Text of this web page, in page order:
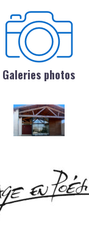
Galeries photos